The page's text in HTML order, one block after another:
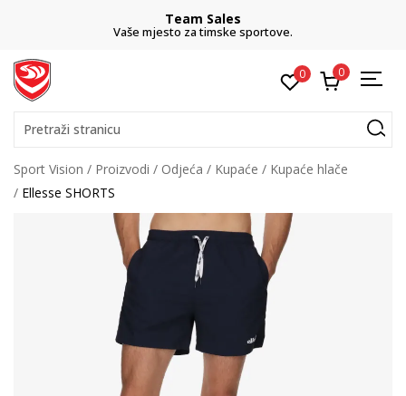
Team Sales
Vaše mjesto za timske sportove.
0 0
Pretraži stranicu
Sport Vision Proizvodi Odjeća Kupaće
Kupaće hlače
Ellesse SHORTS